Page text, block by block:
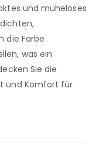
und müheloses
die Farbe
was ein
Sie die
und Komfort für